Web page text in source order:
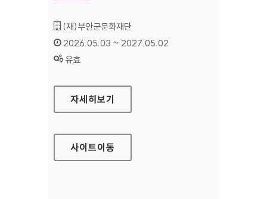
기관명 :
(재)부안군문화재단
인증기간 :
2026.05.03 ~ 2027.05.02
상태 :
유효
부안군문화재단
자세히보기
사이트이동